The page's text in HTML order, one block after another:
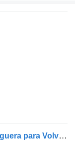
VOLVO, FRENOS KNORR KV-06 manguera para Volvo B5LH, B0E (2008-) autobús